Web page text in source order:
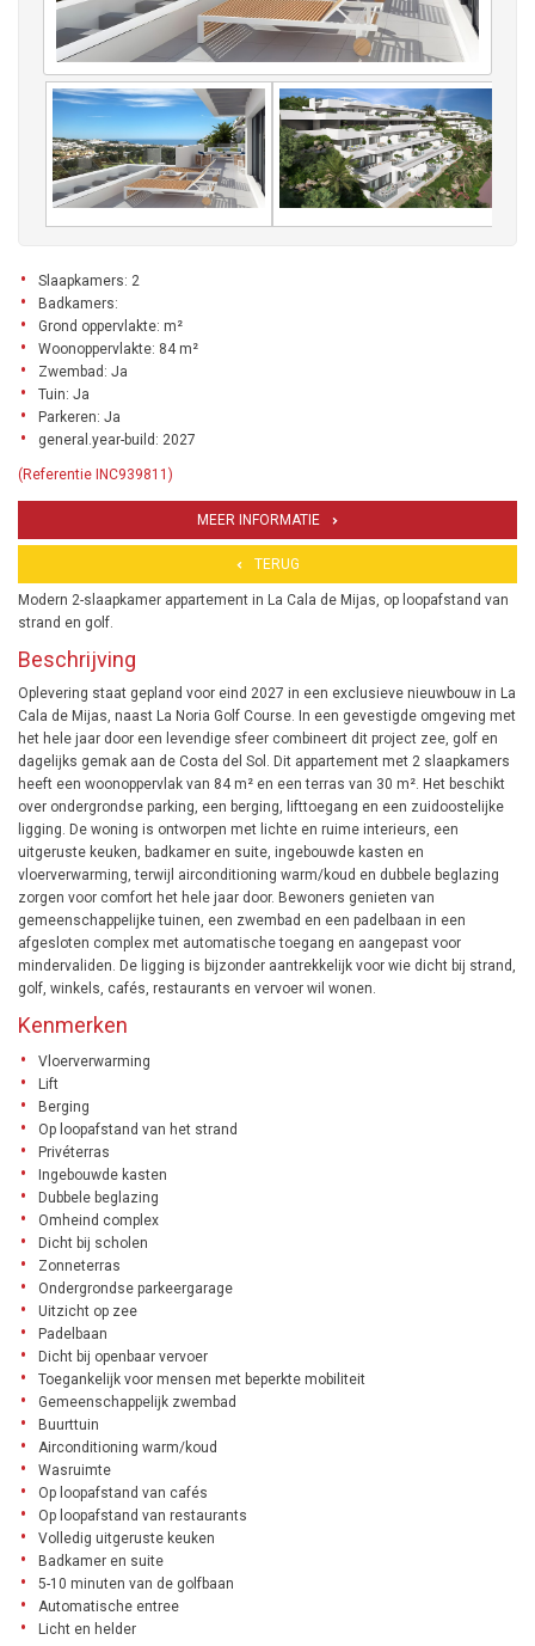
Slaapkamers: 2
Badkamers:
Grond oppervlakte: m²
Woonoppervlakte: 84 m²
Zwembad: Ja
Tuin: Ja
Parkeren: Ja
general.year-build: 2027
(Referentie INC939811)
MEER INFORMATIE
TERUG
Modern 2-slaapkamer appartement in La Cala de Mijas, op loopafstand van
strand en golf.
Beschrijving
Oplevering staat gepland voor eind 2027 in een exclusieve nieuwbouw in La
Cala de Mijas, naast La Noria Golf Course. In een gevestigde omgeving met
het hele jaar door een levendige sfeer combineert dit project zee, golf en
dagelijks gemak aan de Costa del Sol. Dit appartement met 2 slaapkamers
heeft een woonoppervlak van 84 m² en een terras van 30 m². Het beschikt
over ondergrondse parking, een berging, lifttoegang en een zuidoostelijke
ligging. De woning is ontworpen met lichte en ruime interieurs, een
uitgeruste keuken, badkamer en suite, ingebouwde kasten en
vloerverwarming, terwijl airconditioning warm/koud en dubbele beglazing
zorgen voor comfort het hele jaar door. Bewoners genieten van
gemeenschappelijke tuinen, een zwembad en een padelbaan in een
afgesloten complex met automatische toegang en aangepast voor
mindervaliden. De ligging is bijzonder aantrekkelijk voor wie dicht bij strand,
golf, winkels, cafés, restaurants en vervoer wil wonen.
Kenmerken
Vloerverwarming
Lift
Berging
Op loopafstand van het strand
Privéterras
Ingebouwde kasten
Dubbele beglazing
Omheind complex
Dicht bij scholen
Zonneterras
Ondergrondse parkeergarage
Uitzicht op zee
Padelbaan
Dicht bij openbaar vervoer
Toegankelijk voor mensen met beperkte mobiliteit
Gemeenschappelijk zwembad
Buurttuin
Airconditioning warm/koud
Wasruimte
Op loopafstand van cafés
Op loopafstand van restaurants
Volledig uitgeruste keuken
Badkamer en suite
5-10 minuten van de golfbaan
Automatische entree
Licht en helder